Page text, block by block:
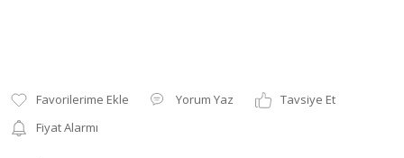
Yorum Yaz
Tavsiye Et
Fiyat Alarmı